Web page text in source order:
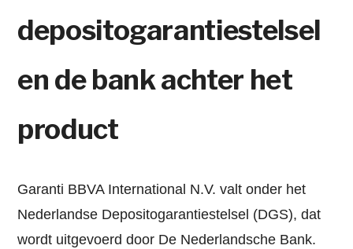
depositogarantiestelsel
en de bank achter het
product
Garanti BBVA International N.V. valt onder het
Nederlandse Depositogarantiestelsel (DGS), dat
wordt uitgevoerd door De Nederlandsche Bank.